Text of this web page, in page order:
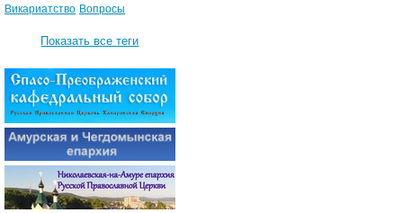
Викариатство Вопросы
Показать все теги